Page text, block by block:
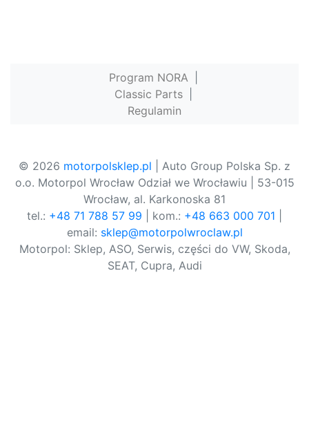
Program NORA
Classic Parts
Regulamin
© 2026 motorpolsklep.pl | Auto Group Polska Sp. z
o.o. Motorpol Wrocław Odział we Wrocławiu | 53-015
Wrocław, al. Karkonoska 81
tel.: +48 71 788 57 99 | kom.: +48 663 000 701
email: sklep@motorpolwroclaw.pl
Motorpol: Sklep, ASO, Serwis, części do VW, Skoda,
SEAT, Cupra, Audi